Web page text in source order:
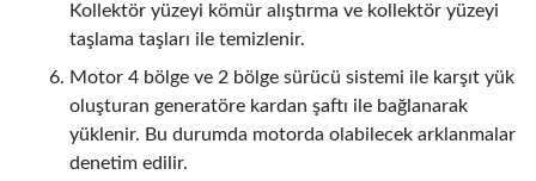
Kollektör yüzeyi kömür alıştırma ve kollektör yüzeyi
taşlama taşları ile temizlenir.
Motor 4 bölge ve 2 bölge sürücü sistemi ile karşıt yük
oluşturan generatöre kardan şaftı ile bağlanarak
yüklenir. Bu durumda motorda olabilecek arklanmalar
denetim edilir.